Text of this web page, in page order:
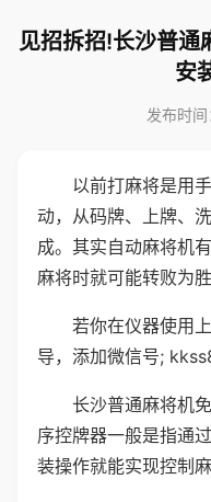
见招拆招!长沙普通
安
发布时
以前打麻将是用
动，从码牌、上牌、
成。其实自动麻将机
麻将时就可能转败为胜
若你在仪器使用
导，添加微信号;
长沙普通麻将机
序控牌器一般是指通
装操作就能实现控制